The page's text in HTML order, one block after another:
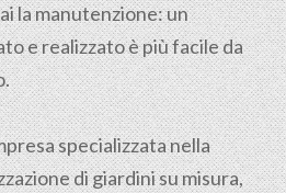
la manutenzione: un
e realizzato è più facile da
specializzata nella
di giardini su misura,